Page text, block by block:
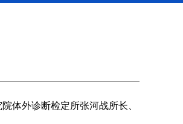
体外诊断检定所张河战所长、